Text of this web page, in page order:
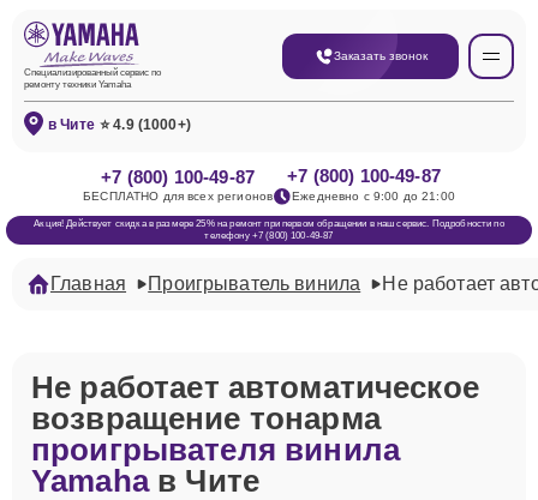
Специализированный сервис по
ремонту техники Yamaha
Заказать звонок
в Чите ⭐ 4.9 (1000+)
+7 (800) 100-49-87
БЕСПЛАТНО для всех регионов
+7 (800) 100-49-87
Ежедневно с 9:00 до 21:00
Акция! Действует скидка в размере 25% на ремонт при первом обращении в наш сервис. Подробности по
телефону +7 (800) 100-49-87
Главная Проигрыватель винила Не работает
Не работает автоматическое
возвращение тонарма
проигрывателя винила
Yamahaв Чите